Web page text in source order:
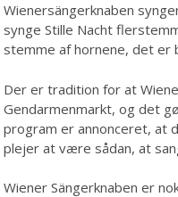
Wienersängerknaben
synge Stille Nacht
stemme af hornene, det er
Der er tradition for at
Gendarmenmarkt, og det
program er annonceret, at
plejer at være sådan, at
Wiener Sängerknaben er